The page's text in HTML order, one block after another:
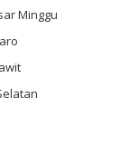
Minggu